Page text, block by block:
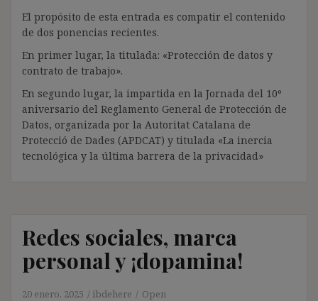
El propósito de esta entrada es compatir el contenido
de dos ponencias recientes.
En primer lugar, la titulada: «Protección de datos y
contrato de trabajo».
En segundo lugar, la impartida en la Jornada del 10º
aniversario del Reglamento General de Protección de
Datos, organizada por la Autoritat Catalana de
Protecció de Dades (APDCAT) y titulada «La inercia
tecnológica y la última barrera de la privacidad»
Redes sociales, marca
personal y ¡dopamina!
20 enero, 2025 ibdehere Open